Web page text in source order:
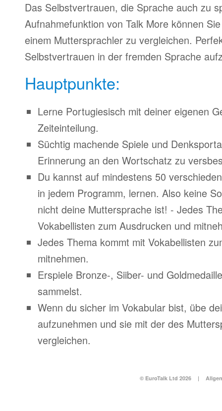
Das Selbstvertrauen, die Sprache auch zu
Aufnahmefunktion von Talk More können
einem Muttersprachler zu vergleichen.
Selbstvertrauen in der fremden Sprache
Hauptpunkte:
Lerne Portugiesisch mit deiner eigenen
Zeiteinteilung.
Süchtig machende Spiele und
Erinnerung an den Wortschatz zu
Du kannst auf mindestens 50
in jedem Programm, lernen. Also keine
nicht deine Muttersprache ist! - Jedes
Vokabellisten zum Ausdrucken und
Jedes Thema kommt mit Vokabellisten
mitnehmen.
Erspiele Bronze-, Siiber- und
sammelst.
Wenn du sicher im Vokabular bist, übe
aufzunehmen und sie mit der des
vergleichen.
© EuroTalk Ltd 2026 |